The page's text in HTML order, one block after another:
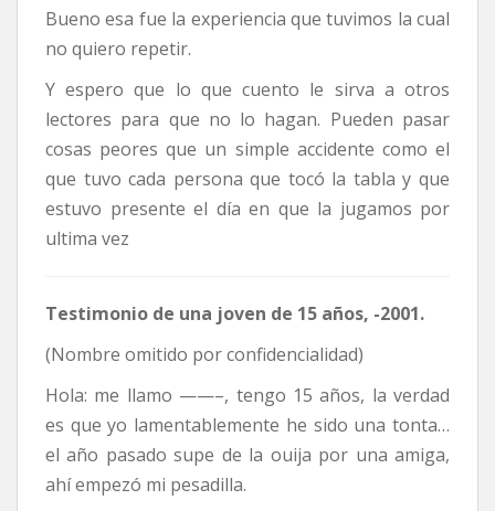
Bueno esa fue la experiencia que tuvimos la cual
no quiero repetir.
Y espero que lo que cuento le sirva a otros
lectores para que no lo hagan. Pueden pasar
cosas peores que un simple accidente como el
que tuvo cada persona que tocó la tabla y que
estuvo presente el día en que la jugamos por
ultima vez
Testimonio de una joven de 15 años, -2001.
(Nombre omitido por confidencialidad)
Hola: me llamo ——–, tengo 15 años, la verdad
es que yo lamentablemente he sido una tonta…
el año pasado supe de la ouija por una amiga,
ahí empezó mi pesadilla.